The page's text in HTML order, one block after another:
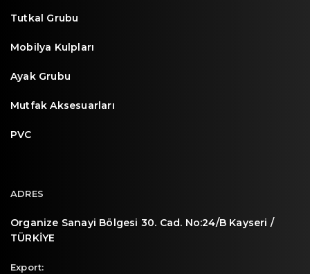
Tutkal Grubu
Mobilya Kulpları
Ayak Grubu
Mutfak Aksesuarları
PVC
ADRES
Organize Sanayi Bölgesi 30. Cad. No:24/B Kayseri /
TÜRKİYE
Export: